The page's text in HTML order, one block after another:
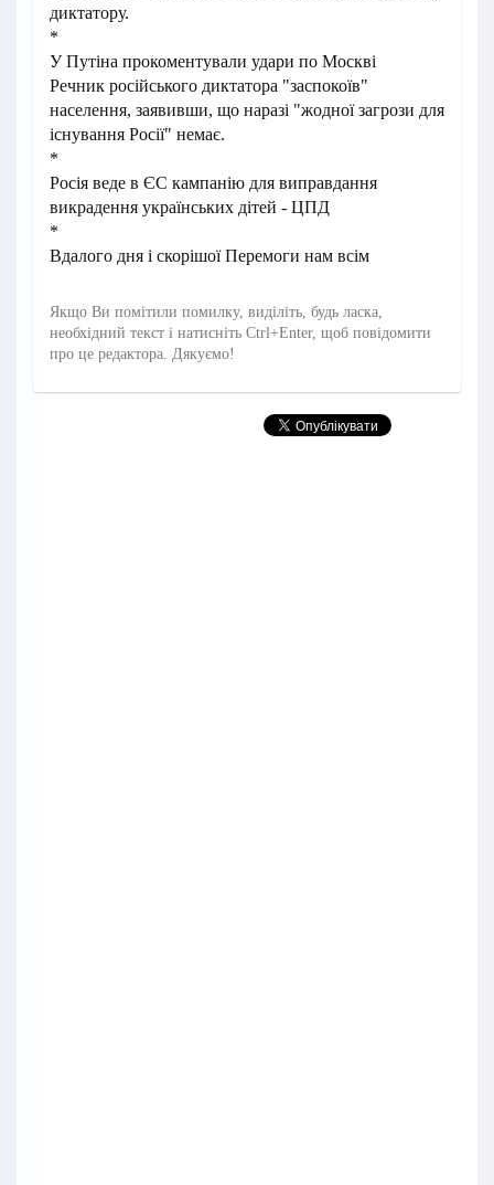
диктатору.
*
У Путіна прокоментували удари по Москві
Речник російського диктатора "заспокоїв"
населення, заявивши, що наразі "жодної загрози для
існування Росії" немає.
*
Росія веде в ЄС кампанію для виправдання
викрадення українських дітей - ЦПД
*
Вдалого дня і скорішої Перемоги нам всім
Якщо Ви помітили помилку, виділіть, будь ласка,
необхідний текст і натисніть Ctrl+Enter, щоб повідомити
про це редактора. Дякуємо!